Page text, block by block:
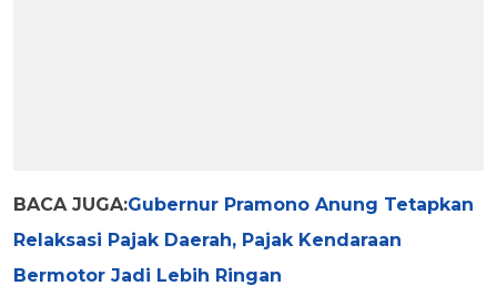
BACA JUGA:Gubernur Pramono Anung Tetapkan
Relaksasi Pajak Daerah, Pajak Kendaraan
Bermotor Jadi Lebih Ringan